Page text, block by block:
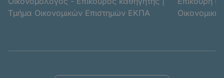
Τμήμα Οικονομικών Επιστημών ΕΚΠΑ